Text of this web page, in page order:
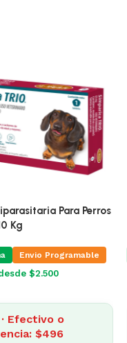
Para Perros
Kg
Envio Programable
$2.500
Efectivo o
$496